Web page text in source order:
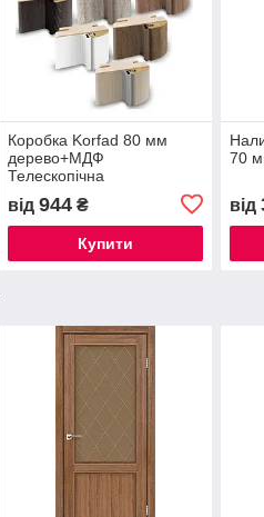
Коробка Korfad 80 мм
дерево+МДФ
Телескопічна
від 944₴
Купити
70
від